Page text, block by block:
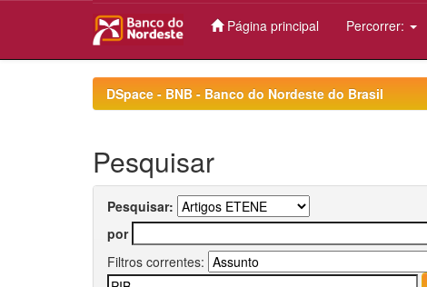
Página principal Percorrer:
DSpace - BNB - Banco do Nordeste do Brasil
Pesquisar
Pesquisar:
por
Filtros correntes: